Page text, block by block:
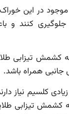
در این
کنند و
کشمش تیزابی
جانبی همراه باشد.
کلسیم نیاز
کشمش تیزابی